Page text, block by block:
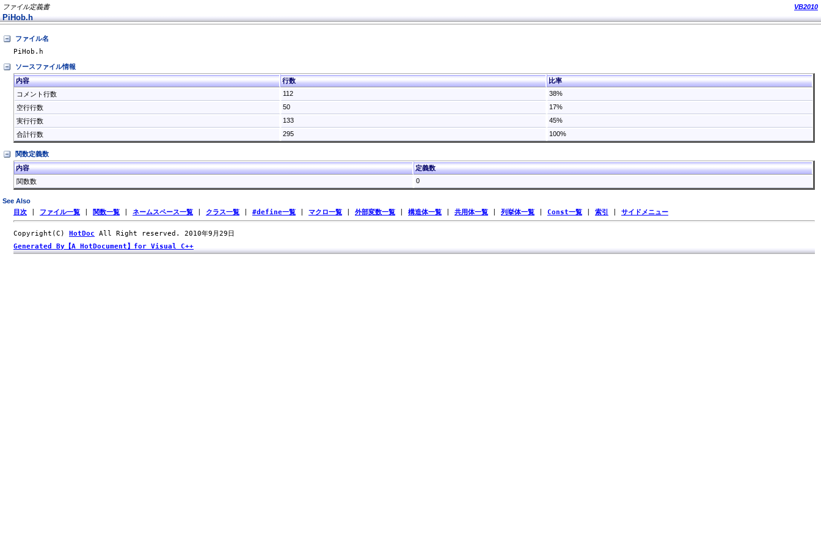
ファイル定義書 VB2010
PiHob.h
ファイル名
PiHob.h
ソースファイル情報
内容
行数
比率
コメント行数
112
38%
空行行数
50
17%
実行行数
133
45%
合計行数
295 100%
関数定義数
内容
定義数
関数数
0
See Also
目次 ファイル一覧 関数一覧 ネームスペース一覧 クラス一覧 #define一覧 マクロ一覧 外部変数一覧 構造体一覧 共用体一覧 列挙体一覧 Const一覧 索引 サイドメニュー
Copyright(C) HotDoc All Right reserved. 2010年9月29日
Generated By【A HotDocument】for Visual C++